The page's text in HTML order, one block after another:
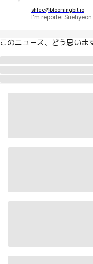
shlee@bloomingbit.io
I'm reporter
このニュース、どう思いま